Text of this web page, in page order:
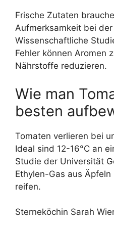
Frische Zutaten
Aufmerksamkeit bei
Wissenschaftliche
Fehler können Aromen
Nährstoffe reduzieren.
Wie man
besten
Tomaten verlieren bei
Ideal sind 12-16°C an
Studie der Universität
Ethylen-Gas aus
reifen.
Sterneköchin Sarah